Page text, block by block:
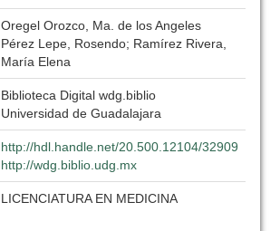
Oregel Orozco, Ma. de los Angeles
Pérez Lepe, Rosendo; Ramírez Rivera,
María Elena
Biblioteca Digital wdg.biblio
Universidad de Guadalajara
http://hdl.handle.net/20.500.12104/32909
http://wdg.biblio.udg.mx
LICENCIATURA EN MEDICINA